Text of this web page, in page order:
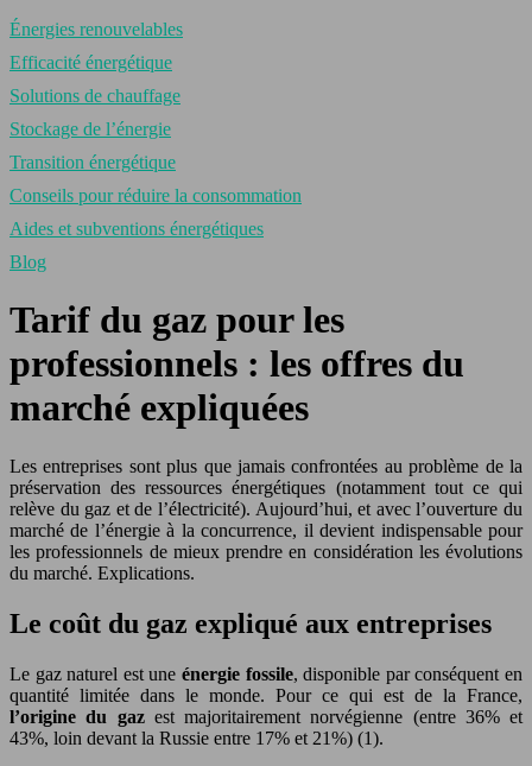
Énergies renouvelables
Efficacité énergétique
Solutions de chauffage
Stockage de l’énergie
Transition énergétique
Conseils pour réduire la consommation
Aides et subventions énergétiques
Blog
Tarif du gaz pour les
professionnels : les offres du
marché expliquées
Les entreprises sont plus que jamais confrontées au problème de la
préservation des ressources énergétiques (notamment tout ce qui
relève du gaz et de l’électricité). Aujourd’hui, et avec l’ouverture du
marché de l’énergie à la concurrence, il devient indispensable pour
les professionnels de mieux prendre en considération les évolutions
du marché. Explications.
Le coût du gaz expliqué aux entreprises
Le gaz naturel est une énergie fossile, disponible par conséquent en
quantité limitée dans le monde. Pour ce qui est de la France,
l’origine du gazest majoritairement norvégienne (entre 36% et
43%, loin devant la Russie entre 17% et 21%) (1).